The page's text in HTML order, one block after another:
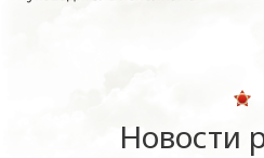
Новости